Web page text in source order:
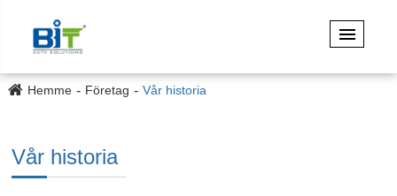
Hemme Företag Vår historia
Vår historia